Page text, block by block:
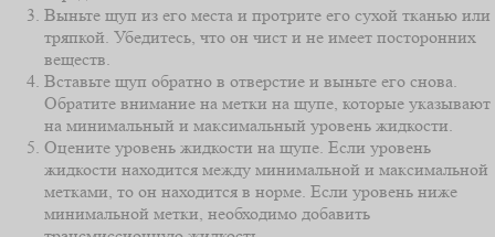
Выньте щуп из его места и протрите его сухой тканью или
тряпкой. Убедитесь, что он чист и не имеет посторонних
веществ.
Вставьте щуп обратно в отверстие и выньте его снова.
Обратите внимание на метки на щупе, которые указывают
на минимальный и максимальный уровень жидкости.
Оцените уровень жидкости на щупе. Если уровень
жидкости находится между минимальной и максимальной
метками, то он находится в норме. Если уровень ниже
минимальной метки, необходимо добавить